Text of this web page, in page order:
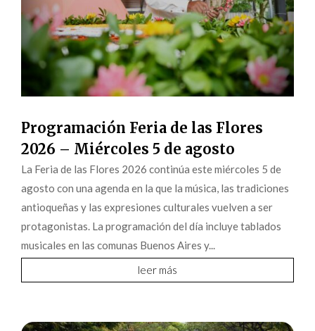
Programación Feria de las Flores
2026 – Miércoles 5 de agosto
La Feria de las Flores 2026 continúa este miércoles 5 de
agosto con una agenda en la que la música, las tradiciones
antioqueñas y las expresiones culturales vuelven a ser
protagonistas. La programación del día incluye tablados
musicales en las comunas Buenos Aires y...
leer más